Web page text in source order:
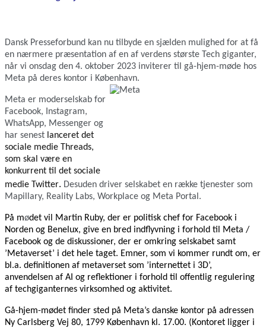
Dansk Presseforbund kan nu tilbyde en sjælden mulighed for at få
en nærmere præsentation af en af verdens største Tech giganter,
når vi onsdag den 4. oktober 2023 inviterer til gå-hjem-møde hos
Meta på deres kontor i København.
Meta er moderselskab for
Facebook, Instagram,
WhatsApp, Messenger og
har senest lanceret det
sociale medie Threads,
som skal være en
konkurrent til det sociale
medie Twitter. Desuden driver selskabet en række tjenester som
Mapillary, Reality Labs, Workplace og Meta Portal.
På mødet vil Martin Ruby, der er politisk chef for Facebook i
Norden og Benelux, give en bred indflyvning i forhold til Meta /
Facebook og de diskussioner, der er omkring selskabet samt
’Metaverset’ i det hele taget. Emner, som vi kommer rundt om, er
bl.a. definitionen af metaverset som ’internettet i 3D’,
anvendelsen af AI og reflektioner i forhold til offentlig regulering
af techgiganternes virksomhed og aktivitet.
Gå-hjem-mødet finder sted på Meta’s danske kontor på adressen
Ny Carlsberg Vej 80, 1799 København kl. 17.00. (Kontoret ligger i